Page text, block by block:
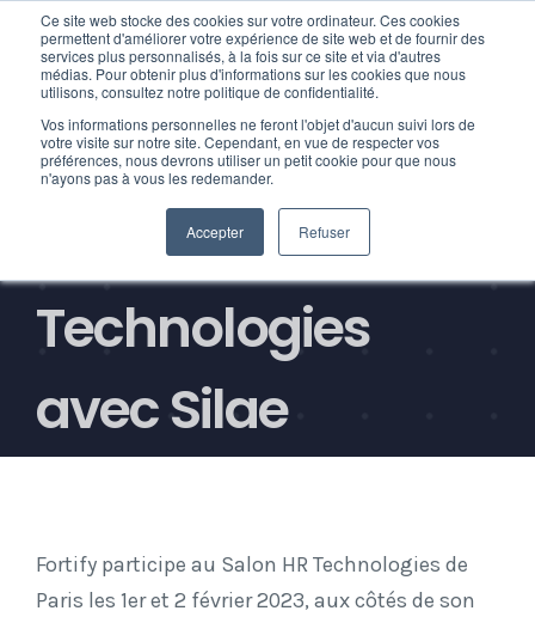
Ce site web stocke des cookies sur votre ordinateur. Ces cookies
permettent d'améliorer votre expérience de site web et de fournir des
services plus personnalisés, à la fois sur ce site et via d'autres
médias. Pour obtenir plus d'informations sur les cookies que nous
utilisons, consultez notre politique de confidentialité.
Vos informations personnelles ne feront l'objet d'aucun suivi lors de
votre visite sur notre site. Cependant, en vue de respecter vos
préférences, nous devrons utiliser un petit cookie pour que nous
n'ayons pas à vous les redemander.
Accepter Refuser
Fortify participe au
salon HR
Technologies
avec Silae
Fortify participe au Salon HR Technologies de
Paris les 1er et 2 février 2023, aux côtés de son